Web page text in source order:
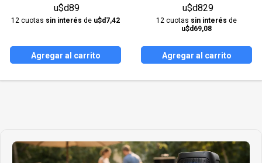
u$d89
12 cuotas sin interés de u$d7,42
Agregar al carrito
u$d829
12 cuotas sin interés de
u$d69,08
Agregar al carrito